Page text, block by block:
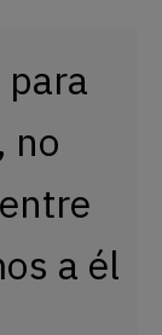
no
a él